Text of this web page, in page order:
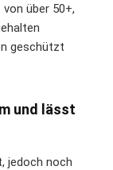
über 50+,
geschützt
und lässt
jedoch noch